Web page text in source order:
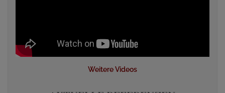
Weitere Videos